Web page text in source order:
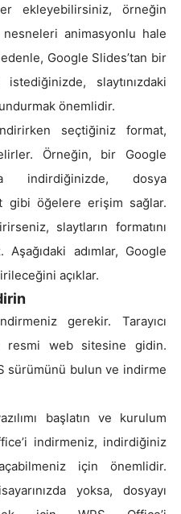
ekleyebilirsiniz, örneğin
animasyonlu hale
Google Slides’tan bir
slaytınızdaki
önemlidir.
seçtiğiniz format,
Örneğin, bir Google
indirdiğinizde, dosya
gibi öğelere erişim sağlar.
slaytların formatını
adımlar, Google
açıklar.
gerekir. Tarayıcı
resmi web sitesine gidin.
sürümünü bulun ve indirme
başlatın ve kurulum
indirmeniz, indirdiğiniz
için önemlidir.
yoksa, dosyayı